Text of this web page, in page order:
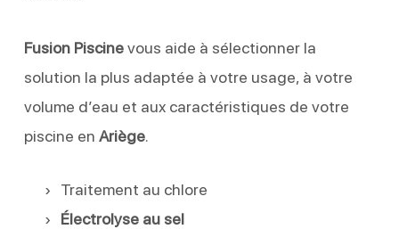
Fusion Piscinevous aide à sélectionner la
solution la plus adaptée à votre usage, à votre
volume d’eau et aux caractéristiques de votre
piscine en Ariège.
Traitement au chlore
Électrolyse au sel